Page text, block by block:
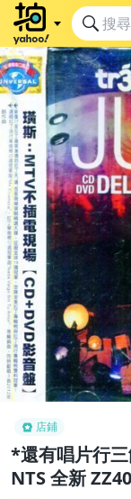
店鋪
*還有唱片行三
NTS 全新